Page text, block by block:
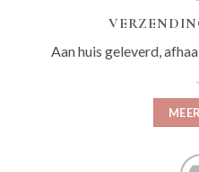
Aan huis geleverd,